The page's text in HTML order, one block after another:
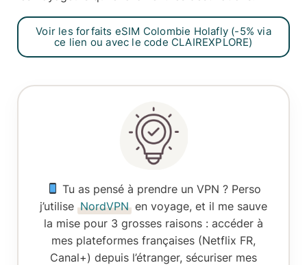
Voir les forfaits eSIM Colombie Holafly (-5% via
ce lien ou avec le code CLAIREXPLORE)
Tu as pensé à prendre un VPN ?Perso
j’utilise NordVPN en voyage, et il me sauve
la mise pour 3 grosses raisons : accéder à
mes plateformes françaises (Netflix FR,
Canal+) depuis l’étranger, sécuriser mes